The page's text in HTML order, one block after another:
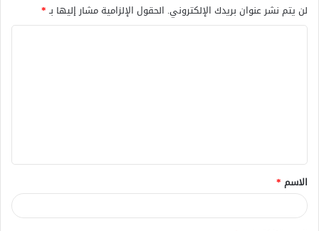
لن يتم نشر عنوان بريدك الإلكتروني. الحقول الإلزامية مشار إليها بـ*
ق
*
الاسم *